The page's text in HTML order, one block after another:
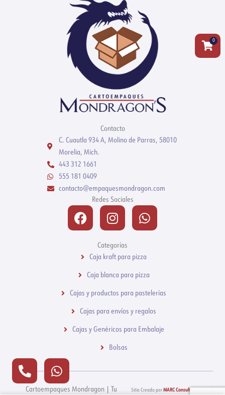
Contacto
C. Cuautla 934 A, Molino de Parras, 58010
Morelia, Mich.
443 312 1661
555 181 0409
contacto@empaquesmondragon.com
Redes Sociales
FacebookInstagramWhatsapp
Categorías
Caja kraft para pizza
Caja blanca para pizza
Cajas y productos para pastelerías
Cajas para envíos y regalos
Cajas y Genéricos para Embalaje
Bolsas
Cartoempaques Mondragon | Tu
0
Phone-
alt
Whatsapp
Sitio Creado por MARC Consultores Web ®